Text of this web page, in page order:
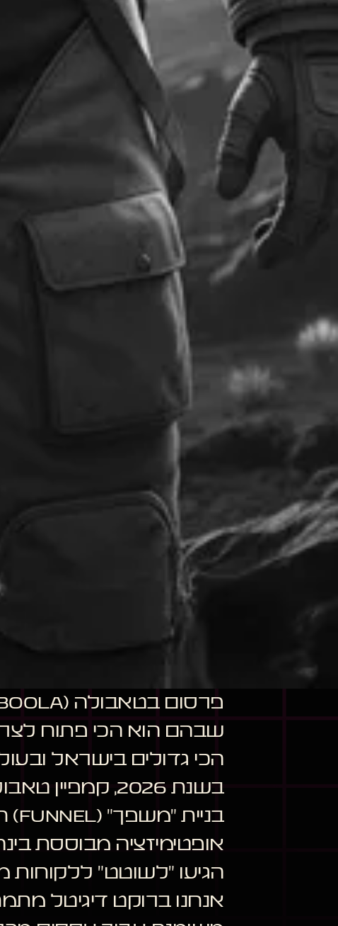
שבהם הוא הכי פתוח
הכי גדולים בישראל
בשנת 2026,
בניית "משפך" (Funnel) חכם שמשלב נתונים פסיכולוגיים,
אופטימיזציה מבוססת
הגיעו "לשוטט" ללקוחות
אנחנו ברוקט דיגיטל